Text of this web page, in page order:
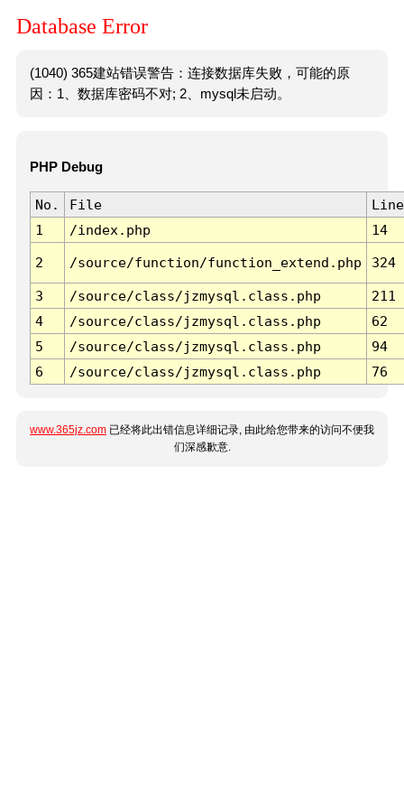
Database Error
(1040) 365建站错误警告：连接数据库失败，可能的原
因：1、数据库密码不对; 2、mysql未启动。
PHP Debug
No. File
Line
1
/index.php 14
2 /source/function/function_extend.php 324
3 /source/class/jzmysql.class.php
211
4
/source/class/jzmysql.class.php
62
5
/source/class/jzmysql.class.php
94
6
/source/class/jzmysql.class.php 76
www.365jz.com 已经将此出错信息详细记录, 由此给您带来的访问不便我
们深感歉意.